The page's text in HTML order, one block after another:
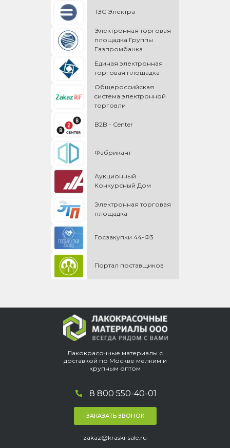
ТЗС Электра
Электронная торговая
площадка Группы
Газпромбанка
Единая электронная
торговая площадка
Общероссийская
cистема электронной
торговли
B2B - Center
Фабрикант
Аукционный
Конкурсный Дом
Электронная торговая
площадка
Госзакупки 44-Ф3
Портал поставщиков
Лакокрасочные материалы с
доставкой по Москве мелким и
крупным оптом
8 800 550-40-01
ЗАКАЗАТЬ ЗВОНОК
zakaz@kraski-sale.ru